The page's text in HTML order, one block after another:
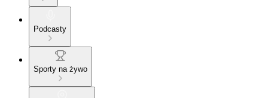
Podcasty
Sporty na żywo